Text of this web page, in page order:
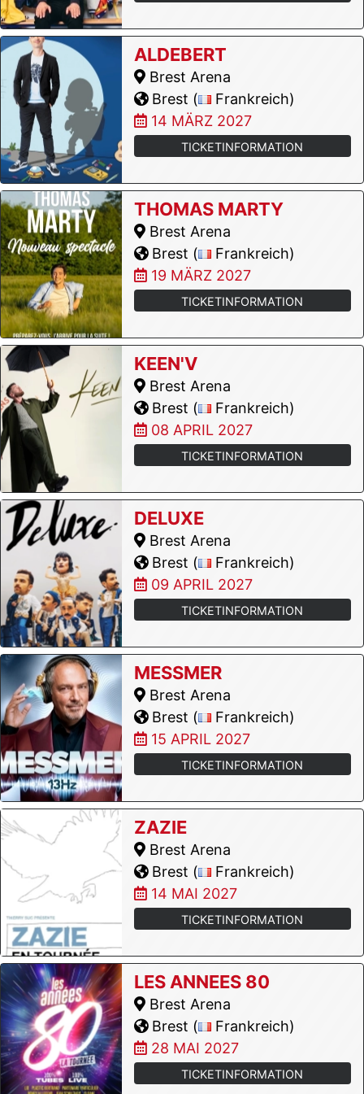
ALDEBERT
Brest Arena
Brest (
Frankreich)
14 MÄRZ 2027
TICKETINFORMATION
THOMAS MARTY
Brest Arena
Brest (
Frankreich)
19 MÄRZ 2027
TICKETINFORMATION
KEEN'V
Brest Arena
Brest (
Frankreich)
08 APRIL 2027
TICKETINFORMATION
DELUXE
Brest Arena
Brest (
Frankreich)
09 APRIL 2027
TICKETINFORMATION
MESSMER
Brest Arena
Brest (
Frankreich)
15 APRIL 2027
TICKETINFORMATION
ZAZIE
Brest Arena
Brest (
Frankreich)
14 MAI 2027
TICKETINFORMATION
LES ANNEES 80
Brest Arena
Brest (
Frankreich)
28 MAI 2027
TICKETINFORMATION